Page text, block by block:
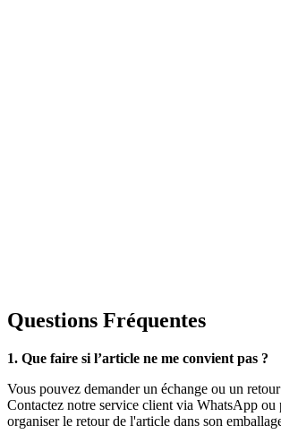
Questions Fréquentes
1. Que faire si l’article ne me convient pas ?
Vous pouvez demander un échange ou un
Contactez notre service client via WhatsApp ou
organiser le retour de l'article dans son